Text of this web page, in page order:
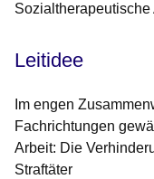
Sozialtherapeutische
Leitidee
Im engen
Fachrichtungen
Arbeit: Die
Straftäter